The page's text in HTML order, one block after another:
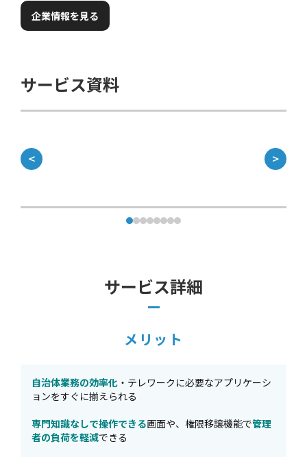
企業情報を見る
サービス資料
＜ ＞
サービス詳細
メリット
自治体業務の効率化 ・テレワークに必要なアプリケーシ
ョンをすぐに揃えられる
専門知識なしで操作できる画面や、権限移譲機能で管理
者の負荷を軽減できる